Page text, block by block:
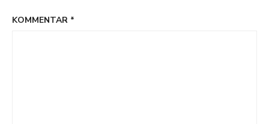
KOMMENTAR *